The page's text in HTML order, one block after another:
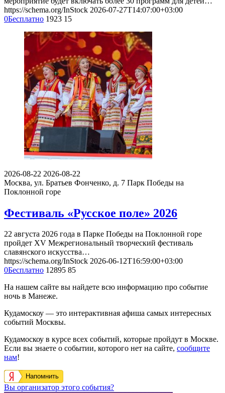
https://schema.org/InStock 2026-07-27T14:07:00+03:00
0Бесплатно 1923 15
2026-08-22 2026-08-22
Москва, ул. Братьев Фонченко, д. 7 Парк Победы на
Поклонной горе
Фестиваль «Русское поле» 2026
22 августа 2026 года в Парке Победы на Поклонной горе
пройдет XV Межрегиональный творческий фестиваль
славянского искусства…
https://schema.org/InStock 2026-06-12T16:59:00+03:00
0Бесплатно 12895 85
На нашем сайте вы найдете всю информацию про событие
ночь в Манеже.
Кудамоскоу — это интерактивная афиша самых интересных
событий Москвы.
Кудамоскоу в курсе всех событий, которые пройдут в Москве.
Если вы знаете о событии, которого нет на сайте, сообщите
нам!
Напомнить
Вы организатор этого события?